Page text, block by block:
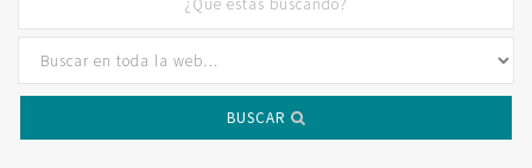
BUSCAR